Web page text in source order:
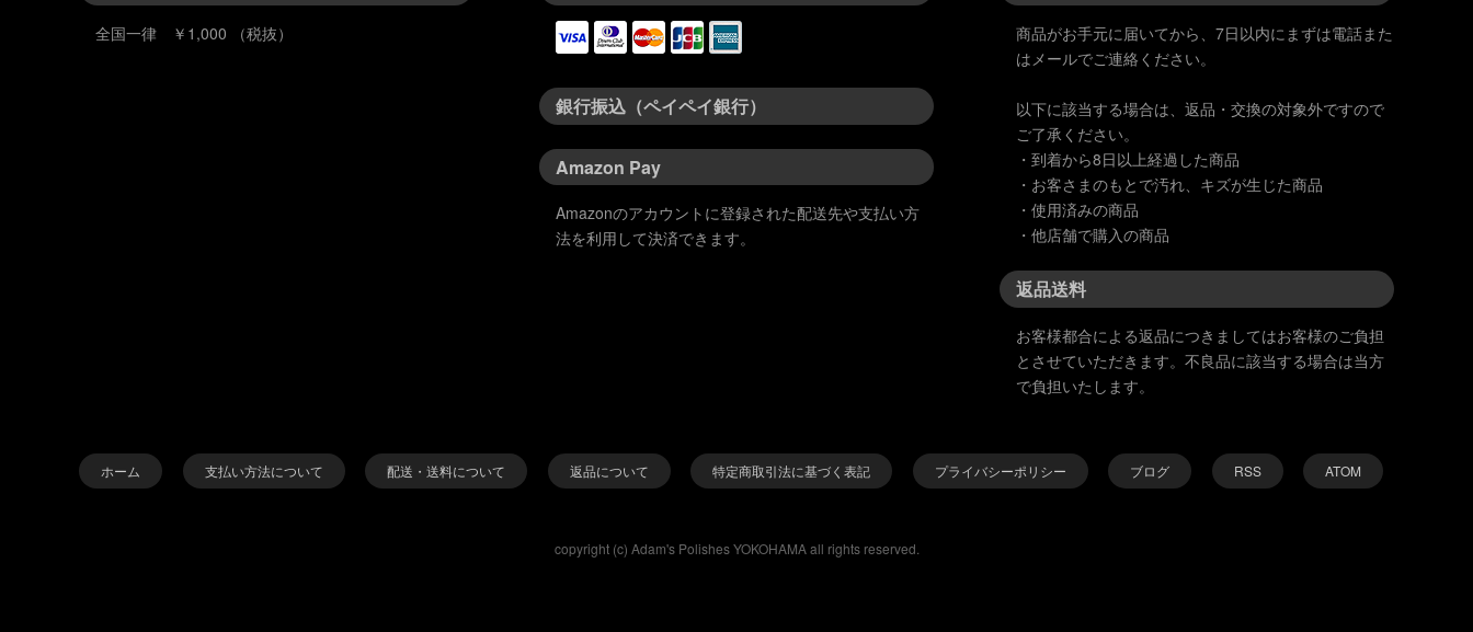
全国一律 ￥1,000 （税抜）
銀行振込（ペイペイ銀行）
Amazon Pay
Amazonのアカウントに登録された配送先や支払い方
法を利用して決済できます。
商品がお手元に届いてから、7日以内にまずは電話また
はメールでご連絡ください。
以下に該当する場合は、返品・交換の対象外ですので
ご了承ください。
・到着から8日以上経過した商品
・お客さまのもとで汚れ、キズが生じた商品
・使用済みの商品
・他店舗で購入の商品
返品送料
お客様都合による返品につきましてはお客様のご負担
とさせていただきます。不良品に該当する場合は当方
で負担いたします。
ホーム 支払い方法について 配送・送料について 返品について 特定商取引法に基づく表記 プライバシーポリシー ブログ RSS ATOM
copyright (c) Adam's Polishes YOKOHAMA all rights reserved.